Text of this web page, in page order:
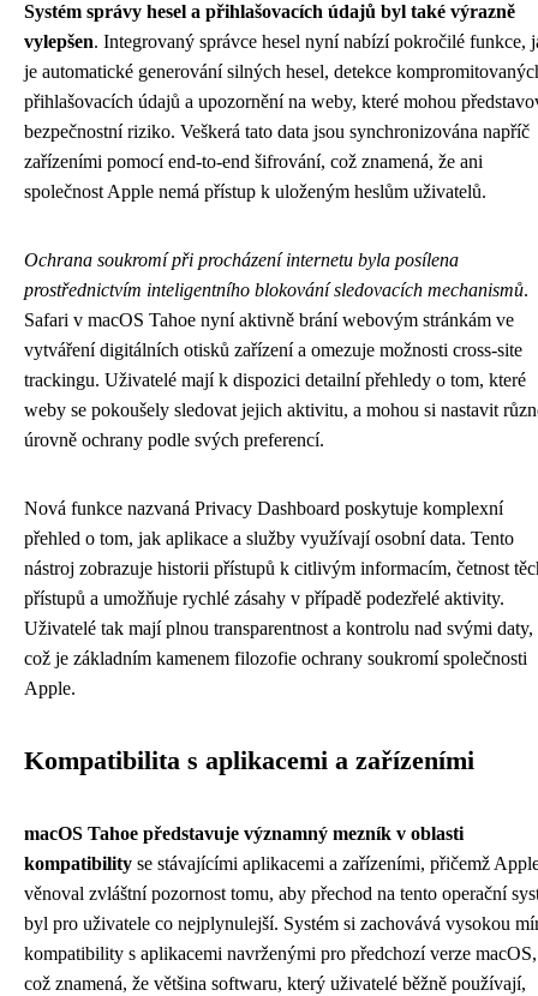
Systém správy hesel a přihlašovacích údajů byl také výrazně
vylepšen. Integrovaný správce hesel nyní nabízí pokročilé funkce,
je automatické generování silných hesel, detekce
přihlašovacích údajů a upozornění na weby, které mohou
bezpečnostní riziko. Veškerá tato data jsou synchronizována napříč
zařízeními pomocí end-to-end šifrování, což znamená, že ani
společnost Apple nemá přístup k uloženým heslům uživatelů.
Ochrana soukromí při procházení internetu byla posílena
prostřednictvím inteligentního blokování sledovacích mechanismů.
Safari v macOS Tahoe nyní aktivně brání webovým stránkám ve
vytváření digitálních otisků zařízení a omezuje možnosti cross-site
trackingu. Uživatelé mají k dispozici detailní přehledy o tom, které
weby se pokoušely sledovat jejich aktivitu, a mohou si nastavit
úrovně ochrany podle svých preferencí.
Nová funkce nazvaná Privacy Dashboard poskytuje komplexní
přehled o tom, jak aplikace a služby využívají osobní data. Tento
nástroj zobrazuje historii přístupů k citlivým informacím, četnost
přístupů a umožňuje rychlé zásahy v případě podezřelé aktivity.
Uživatelé tak mají plnou transparentnost a kontrolu nad svými daty,
což je základním kamenem filozofie ochrany soukromí společnosti
Apple.
Kompatibilita s aplikacemi a zařízeními
macOS Tahoe představuje významný mezník v oblasti
kompatibility se stávajícími aplikacemi a zařízeními, přičemž
věnoval zvláštní pozornost tomu, aby přechod na tento operační
byl pro uživatele co nejplynulejší. Systém si zachovává vysokou
kompatibility s aplikacemi navrženými pro předchozí verze macOS,
což znamená, že většina softwaru, který uživatelé běžně používají,